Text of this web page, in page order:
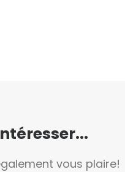
vous plaire!